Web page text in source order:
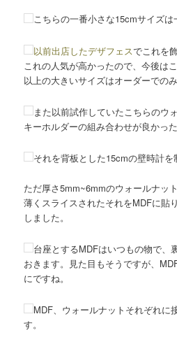
こちらの一番小さな15cmサイズは
以前出店したデザフェスでこれを
これの人気が高かったので、今後は
以上の大きいサイズはオーダーでの
また以前試作していたこちらのウ
キーホルダーの組み合わせが良かった
それを背板とした15cmの壁時計を
ただ厚さ5mm~6mmのウォールナッ
薄くスライスされたそれをMDFに貼
しました。
台座とするMDFはいつもの物で、
おきます。見た目もそうですが、
にですね。
MDF、ウォールナットそれぞれに
す。